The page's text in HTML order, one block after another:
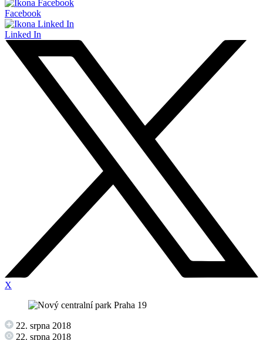
Facebook
Linked In
X
22. srpna 2018
22. srpna 2018